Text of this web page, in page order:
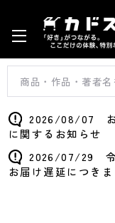
2026/08/07 お
に関するお知らせ
2026/07/29 令
お届け遅延につきま